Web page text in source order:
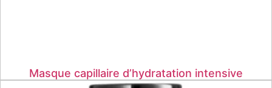
Masque capillaire d’hydratation intensive